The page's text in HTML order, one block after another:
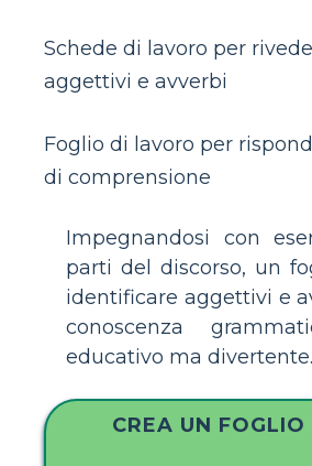
Schede di lavoro per
aggettivi e avverbi
Foglio di lavoro per
di comprensione
Impegnandosi con
parti del discorso, un
identificare aggettivi e
conoscenza
educativo ma divertente.
CREA UN FOGLIO